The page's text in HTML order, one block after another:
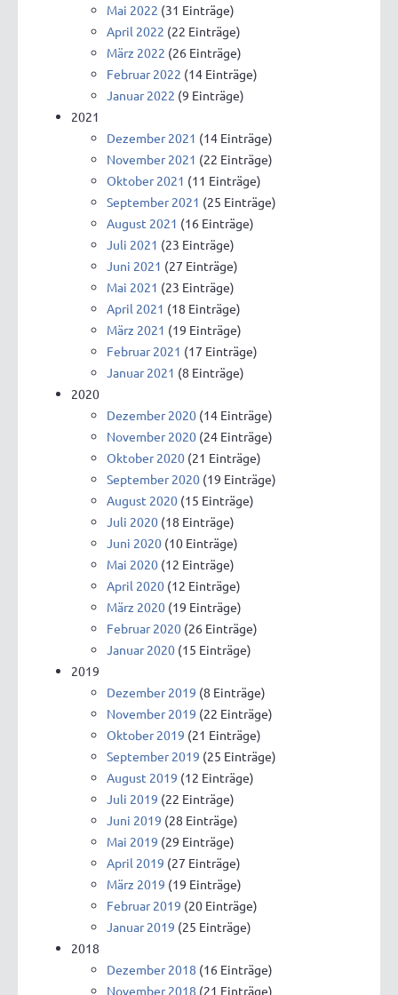
Mai 2022 (31 Einträge)
April 2022 (22 Einträge)
März 2022 (26 Einträge)
Februar 2022 (14 Einträge)
Januar 2022 (9 Einträge)
2021
Dezember 2021 (14 Einträge)
November 2021 (22 Einträge)
Oktober 2021 (11 Einträge)
September 2021 (25 Einträge)
August 2021 (16 Einträge)
Juli 2021 (23 Einträge)
Juni 2021 (27 Einträge)
Mai 2021 (23 Einträge)
April 2021 (18 Einträge)
März 2021 (19 Einträge)
Februar 2021 (17 Einträge)
Januar 2021 (8 Einträge)
2020
Dezember 2020 (14 Einträge)
November 2020 (24 Einträge)
Oktober 2020 (21 Einträge)
September 2020 (19 Einträge)
August 2020 (15 Einträge)
Juli 2020 (18 Einträge)
Juni 2020 (10 Einträge)
Mai 2020 (12 Einträge)
April 2020 (12 Einträge)
März 2020 (19 Einträge)
Februar 2020 (26 Einträge)
Januar 2020 (15 Einträge)
2019
Dezember 2019 (8 Einträge)
November 2019 (22 Einträge)
Oktober 2019 (21 Einträge)
September 2019 (25 Einträge)
August 2019 (12 Einträge)
Juli 2019 (22 Einträge)
Juni 2019 (28 Einträge)
Mai 2019 (29 Einträge)
April 2019 (27 Einträge)
März 2019 (19 Einträge)
Februar 2019 (20 Einträge)
Januar 2019 (25 Einträge)
2018
Dezember 2018 (16 Einträge)
November 2018 (21 Einträge)